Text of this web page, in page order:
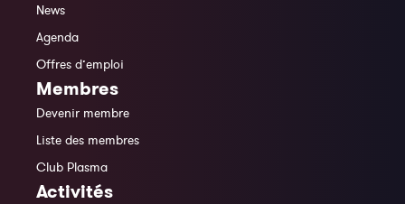
News
Agenda
Offres d’emploi
Membres
Devenir membre
Liste des membres
Club Plasma
Activités